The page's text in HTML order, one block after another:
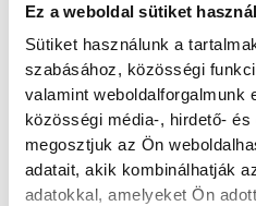
Ez a weboldal sütiket használ
Sütiket használunk a
szabásához, közösségi
valamint weboldalforgalmunk
közösségi média-, hirdető-
megosztjuk az Ön
adatait, akik kombinálhatják
adatokkal, amelyeket Ön
IDŐPONT
2026.
HELYSZÍN
UTCAI
EREDMÉNY
5-6